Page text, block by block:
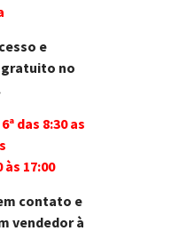
e
no
das 8:30 as
às 17:00
contato e
vendedor à